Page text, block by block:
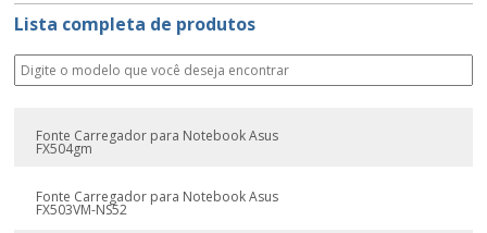
Lista completa de produtos
Fonte Carregador para Notebook Asus
FX504gm
Fonte Carregador para Notebook Asus
FX503VM-NS52